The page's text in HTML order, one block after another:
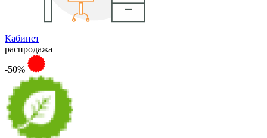
Кабинет
распродажа
-50%